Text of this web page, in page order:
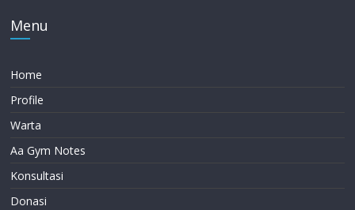
Menu
Home
Profile
Warta
Aa Gym Notes
Konsultasi
Donasi